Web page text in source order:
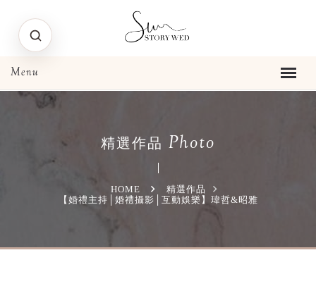
精選作品 Photo
HOME
精選作品
【婚禮主持│婚禮攝影│互動娛樂】瑋哲&昭雅